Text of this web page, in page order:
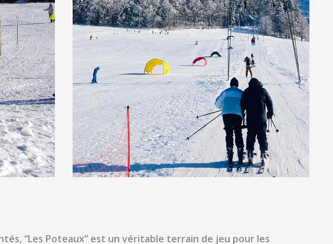
“Les Poteaux” est un véritable terrain de jeu pour les